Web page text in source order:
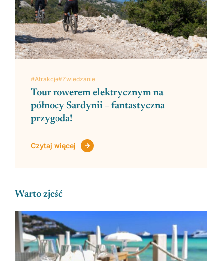
#Atrakcje#Zwiedzanie
Tour rowerem elektrycznym na
północy Sardynii – fantastyczna
przygoda!
Czytaj więcej
Warto zjeść